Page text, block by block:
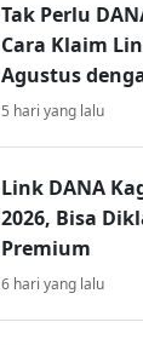
Tak Perlu
Cara Klaim
Agustus
5 hari yang lalu
Link DANA
2026, Bisa
Premium
6 hari yang lalu